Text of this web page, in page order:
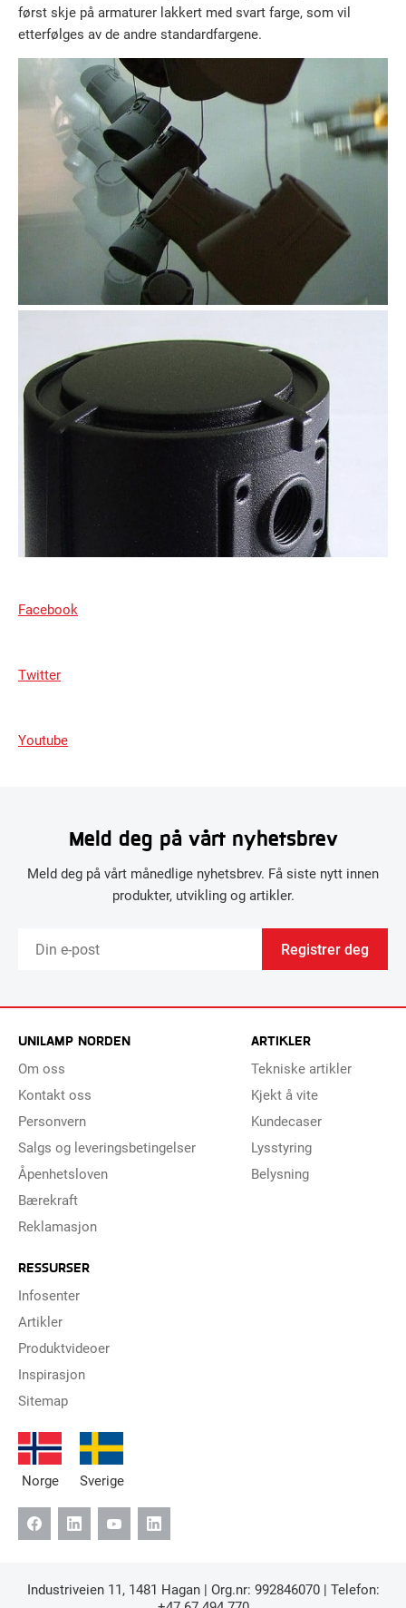
først skje på armaturer lakkert med svart farge, som vil
etterfølges av de andre standardfargene.
Facebook
Twitter
Youtube
Meld deg på vårt nyhetsbrev
Meld deg på vårt månedlige nyhetsbrev. Få siste nytt innen
produkter, utvikling og artikler.
Registrer deg
UNILAMP NORDEN
Om oss
Kontakt oss
Personvern
Salgs og leveringsbetingelser
Åpenhetsloven
Bærekraft
Reklamasjon
ARTIKLER
Tekniske artikler
Kjekt å vite
Kundecaser
Lysstyring
Belysning
RESSURSER
Infosenter
Artikler
Produktvideoer
Inspirasjon
Sitemap
Norge Sverige
Industriveien 11, 1481 Hagan | Org.nr: 992846070 | Telefon: